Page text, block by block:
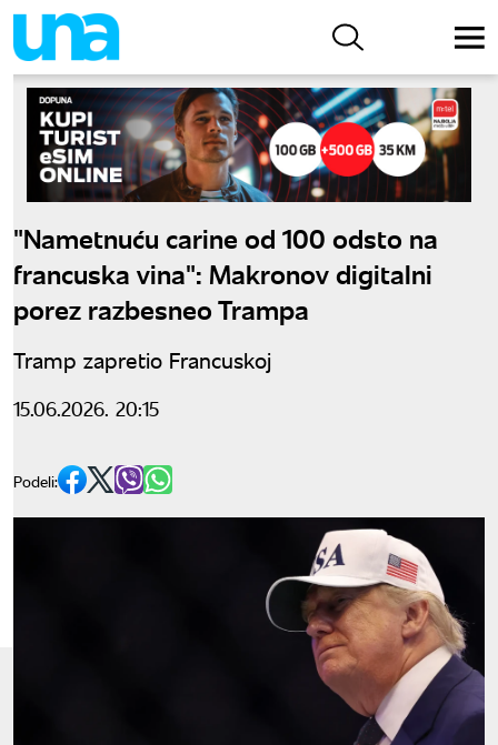
"Nametnuću carine od 100 odsto na
francuska vina": Makronov digitalni
porez razbesneo Trampa
Tramp zapretio Francuskoj
15.06.2026. 20:15
Podeli: